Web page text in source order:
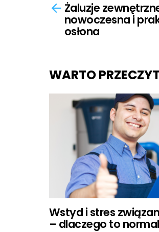
moreŻaluzje
nowoczesna i
osłona
WARTO
Wstyd i stres
– dlaczego to